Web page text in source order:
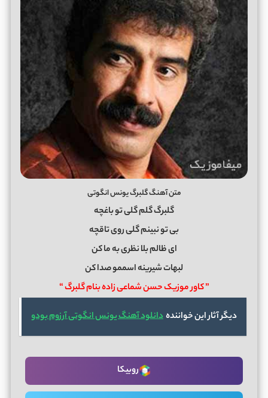
متن آهنگ گلبرگ یونس انگوتی
گلبرگ گلم گلی تو باغچه
بی تو نبینم گلی روی تاقچه
ای ظالم بلا نظری به ما کن
لبهات شیرینه اسممو صدا کن
” کاور موزیک حسن شماعی زاده بنام گلبرگ “
دیگر آثار این خوانندهدانلود آهنگ یونس انگوتی آرزوم بودو
روبیکا